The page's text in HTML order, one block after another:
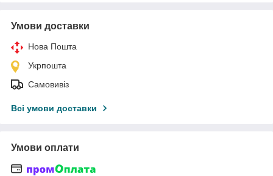
Умови доставки
Нова Пошта
Укрпошта
Самовивіз
Всі умови доставки
Умови оплати